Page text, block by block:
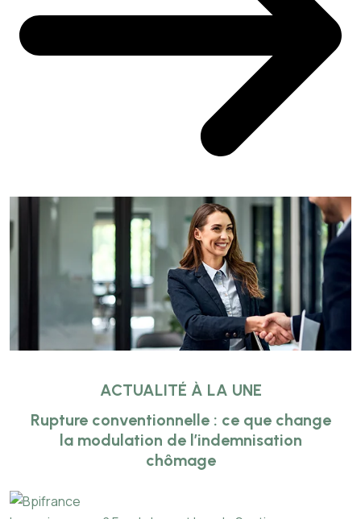
ACTUALITÉ À LA UNE
Rupture conventionnelle : ce que change
la modulation de l’indemnisation
chômage